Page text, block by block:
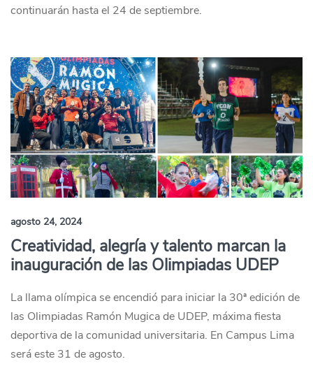
continuarán hasta el 24 de septiembre.
agosto 24, 2024
Creatividad, alegría y talento marcan la
inauguración de las Olimpiadas UDEP
La llama olímpica se encendió para iniciar la 30ª edición de
las Olimpiadas Ramón Mugica de UDEP, máxima fiesta
deportiva de la comunidad universitaria. En Campus Lima
será este 31 de agosto.